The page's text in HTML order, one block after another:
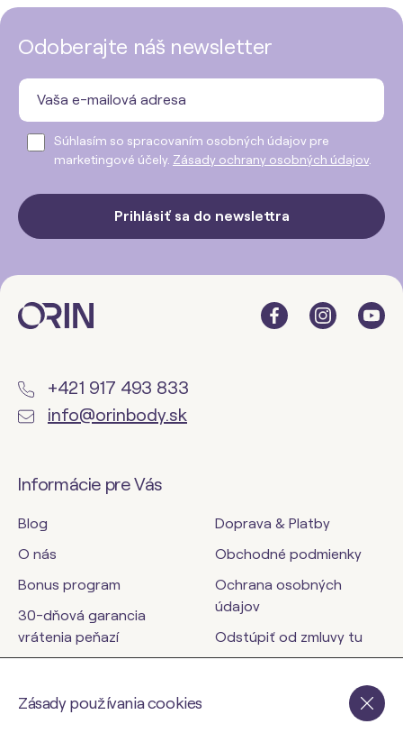
Odoberajte náš newsletter
Súhlasím so spracovaním osobných údajov pre
marketingové účely. Zásady ochrany osobných údajov.
Prihlásiť sa do newslettra
+421 917 493 833
info@orinbody.sk
Informácie pre Vás
Blog
O nás
Bonus program
30-dňová garancia
vrátenia peňazí
Doprava & Platby
Obchodné podmienky
Ochrana osobných
údajov
Odstúpiť od zmluvy tu
Zásady používania cookies